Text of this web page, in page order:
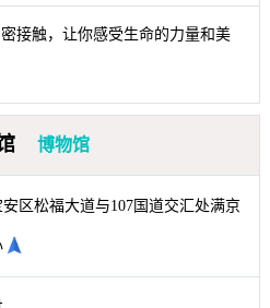
接触，让你感受生命的力量和美
博物馆
区松福大道与107国道交汇处满京